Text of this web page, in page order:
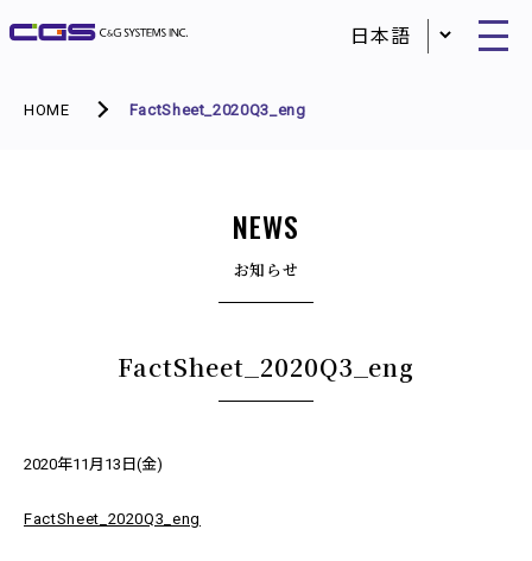
HOME FactSheet_2020Q3_eng
NEWS
お知らせ
FactSheet_2020Q3_eng
2020年11月13日(金)
FactSheet_2020Q3_eng